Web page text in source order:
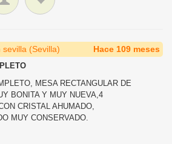
(Sevilla) Hace 109 meses
MESA RECTANGULAR DE
BONITA Y MUY NUEVA,4
CRISTAL AHUMADO,
MUY CONSERVADO.